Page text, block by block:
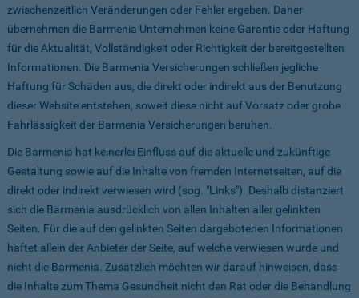
zwischenzeitlich Veränderungen oder Fehler ergeben. Daher
übernehmen die Barmenia Unternehmen keine Garantie oder Haftung
für die Aktualität, Vollständigkeit oder Richtigkeit der bereitgestellten
Informationen. Die Barmenia Versicherungen schließen jegliche
Haftung für Schäden aus, die direkt oder indirekt aus der Benutzung
dieser Website entstehen, soweit diese nicht auf Vorsatz oder grobe
Fahrlässigkeit der Barmenia Versicherungen beruhen.
Die Barmenia hat keinerlei Einfluss auf die aktuelle und zukünftige
Gestaltung sowie auf die Inhalte von fremden Internetseiten, auf die
direkt oder indirekt verwiesen wird (sog. "Links"). Deshalb distanziert
sich die Barmenia ausdrücklich von allen Inhalten aller gelinkten
Seiten. Für die auf den gelinkten Seiten dargebotenen Informationen
haftet allein der Anbieter der Seite, auf welche verwiesen wurde und
nicht die Barmenia. Zusätzlich möchten wir darauf hinweisen, dass
die Inhalte zum Thema Gesundheit nicht den Rat oder die Behandlung